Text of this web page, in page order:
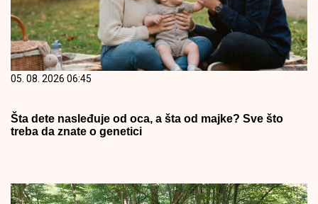
05. 08. 2026 06:45
Šta dete nasleđuje od oca, a šta od majke? Sve što
treba da znate o genetici